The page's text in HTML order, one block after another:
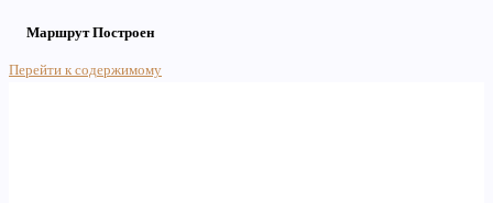
Маршрут Построен
Перейти к содержимому